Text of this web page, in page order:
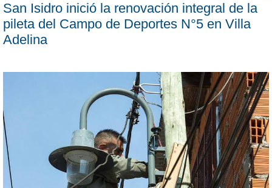
San Isidro inició la renovación integral de la
pileta del Campo de Deportes N°5 en Villa
Adelina